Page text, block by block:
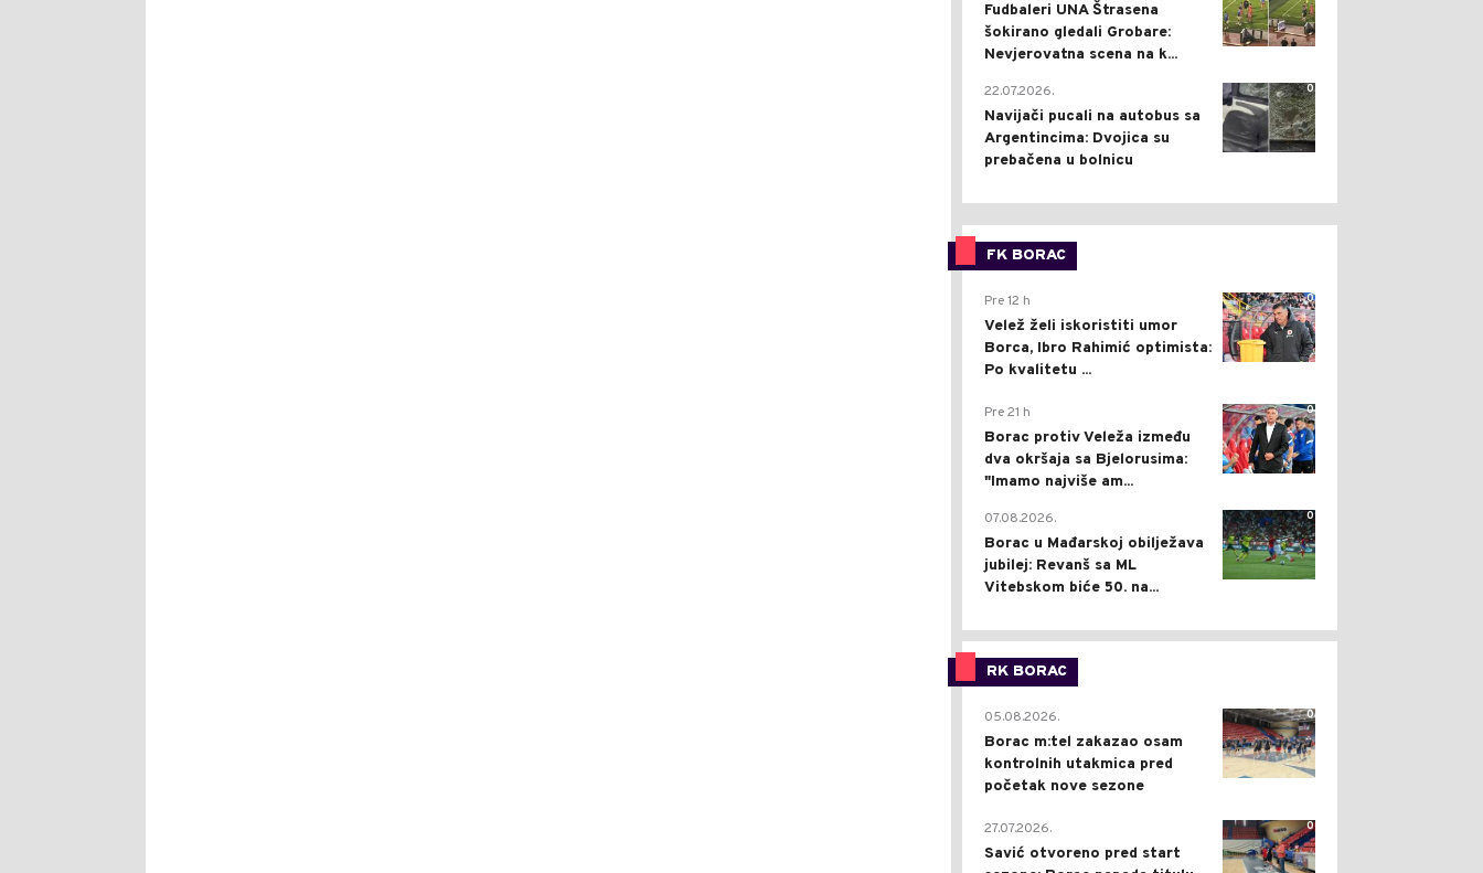
Fudbaleri UNA Štrasena
šokirano gledali Grobare:
Nevjerovatna scena na k...
0
22.07.2026.
Navijači pucali na autobus sa
Argentincima: Dvojica su
prebačena u bolnicu
FK BORAC
0
Pre 12 h
Velež želi iskoristiti umor
Borca, Ibro Rahimić optimista:
Po kvalitetu ...
0
Pre 21 h
Borac protiv Veleža između
dva okršaja sa Bjelorusima:
"Imamo najviše am...
0
07.08.2026.
Borac u Mađarskoj obilježava
jubilej: Revanš sa ML
Vitebskom biće 50. na...
RK BORAC
0
05.08.2026.
Borac m:tel zakazao osam
kontrolnih utakmica pred
početak nove sezone
0
27.07.2026.
Savić otvoreno pred start